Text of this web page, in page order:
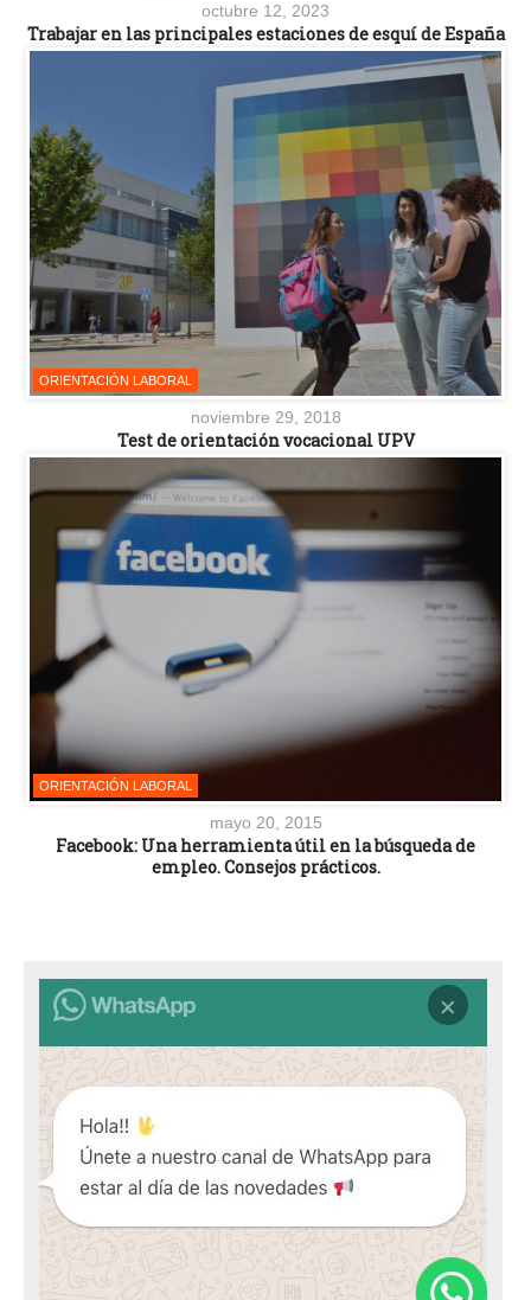
octubre 12, 2023
Trabajar en las principales estaciones de esquí de España
ORIENTACIÓN LABORAL
noviembre 29, 2018
Test de orientación vocacional UPV
ORIENTACIÓN LABORAL
mayo 20, 2015
Facebook: Una herramienta útil en la búsqueda de
empleo. Consejos prácticos.